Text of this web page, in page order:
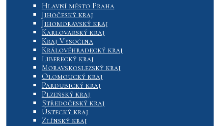
Hlavní město Praha
Jihočeský kraj
Jihomoravský kraj
Karlovarský kraj
Kraj Vysočina
Královéhradecký kraj
Liberecký kraj
Moravskoslezský kraj
Olomoucký kraj
Pardubický kraj
Plzeňský kraj
Středočeský kraj
Ústecký kraj
Zlínský kraj